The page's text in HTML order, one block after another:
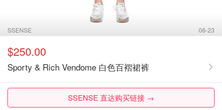
SSENSE 06-23
$250.00
Sporty & Rich Vendome 白色百褶裙裤
SSENSE 直达购买链接 →